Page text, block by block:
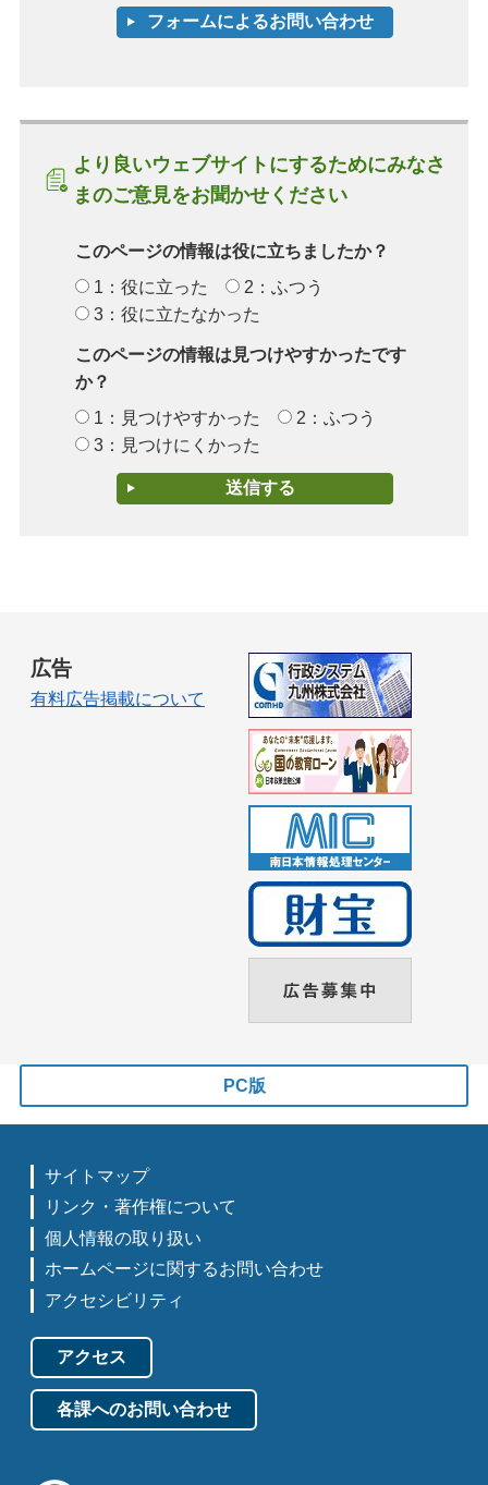
より良いウェブサイトにするためにみなさ
まのご意見をお聞かせください
このページの情報は役に立ちましたか？
1：役に立った
2：ふつう
3：役に立たなかった
このページの情報は見つけやすかったです
か？
1：見つけやすかった
2：ふつう
3：見つけにくかった
広告
有料広告掲載について
PC版
サイトマップ
リンク・著作権について
個人情報の取り扱い
ホームページに関するお問い合わせ
アクセシビリティ
アクセス
各課へのお問い合わせ